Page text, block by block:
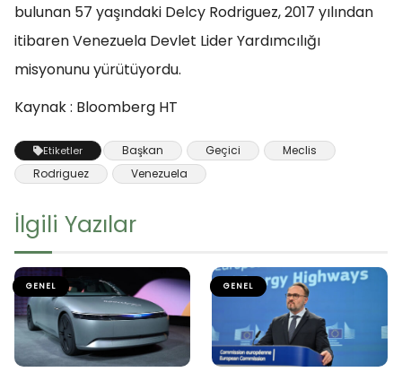
bulunan 57 yaşındaki Delcy Rodriguez, 2017 yılından
itibaren Venezuela Devlet Lider Yardımcılığı
misyonunu yürütüyordu.
Kaynak : Bloomberg HT
Etiketler Başkan Geçici
Meclis
Rodriguez
Venezuela
İlgili Yazılar
GENEL GENEL